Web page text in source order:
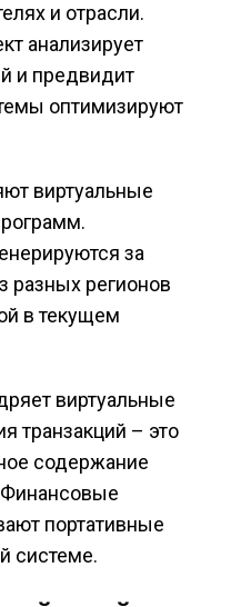
и отрасли.
анализирует
и предвидит
оптимизируют
виртуальные
за
разных регионов
в текущем
виртуальные
транзакций – это
содержание
Финансовые
портативные
системе.